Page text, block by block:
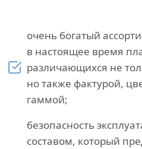
очень богатый
в настоящее время
различающихся не
но также фактурой,
гаммой;
безопасность
составом, который